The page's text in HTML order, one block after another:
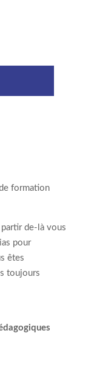
formation
de-là vous
pour
êtes
toujours